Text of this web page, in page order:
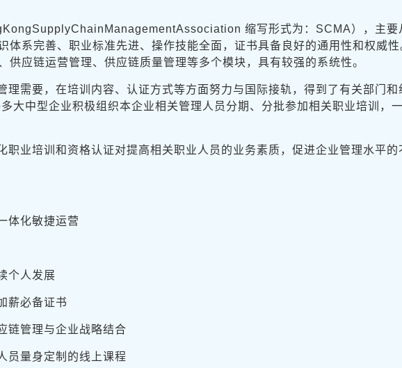
缩写形式为：SCMA），主要
体系完善、职业标准先进、操作技能全面，证书具备良好的通用性和权威
应链运营管理、供应链质量管理等多个模块，具有较强的系统性。
理需要，在培训内容、认证方式等方面努力与国际接轨，得到了有关部门
大中型企业积极组织本企业相关管理人员分期、分批参加相关职业培训，
职业培训和资格认证对提高相关职业人员的业务素质，促进企业管理水平
体化敏捷运营
个人发展
薪必备证书
链管理与企业战略结合
员量身定制的线上课程